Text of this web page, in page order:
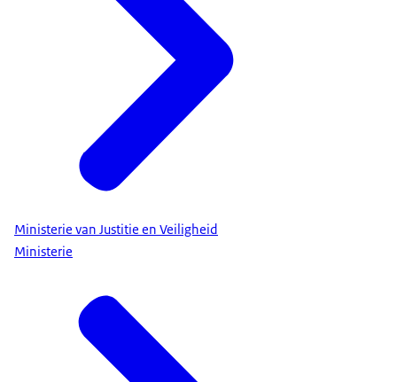
Ministerie van Justitie en Veiligheid
Ministerie